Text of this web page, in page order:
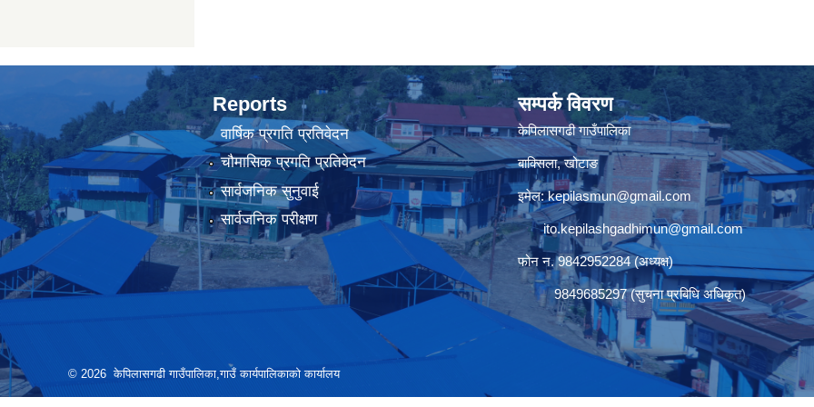
Reports
वार्षिक प्रगति प्रतिवेदन
चौमासिक प्रगति प्रतिवेदन
सार्वजनिक सुनुवाई
सार्वजनिक परीक्षण
सम्पर्क विवरण
केपिलासगढी गाउँपालिका
बाक्सिला, खोटाङ
इमेल:kepilasmun@gmail.com
ito.kepilashgadhimun@gmail.com
फोन न. 9842952284 (अध्यक्ष)
9849685297 (सुचना प्रबिधि अधिकृत)
© 2026 केपिलासगढी गाउँपालिका,गाउँ कार्यपालिकाको कार्यालय